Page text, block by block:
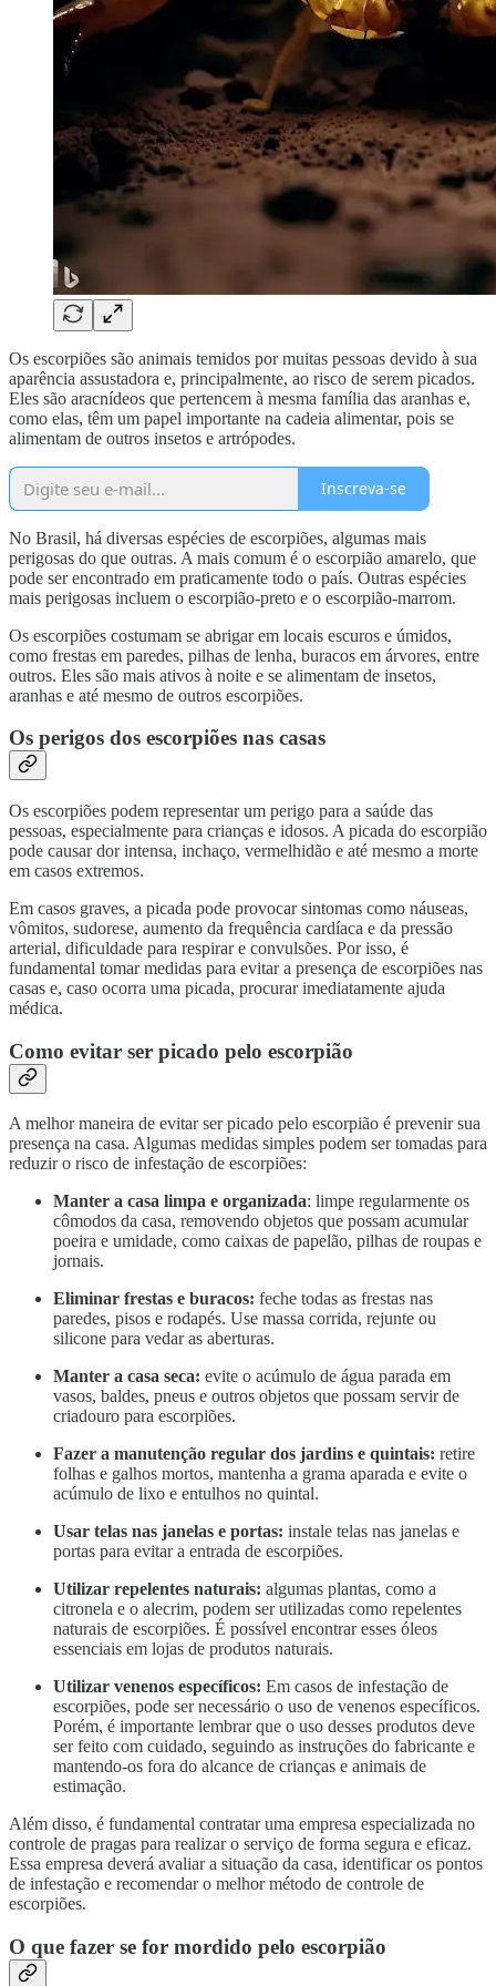
Os escorpiões são animais temidos por muitas pessoas devido à sua
aparência assustadora e, principalmente, ao risco de serem picados.
Eles são aracnídeos que pertencem à mesma família das aranhas e,
como elas, têm um papel importante na cadeia alimentar, pois se
alimentam de outros insetos e artrópodes.
Inscreva-se
No Brasil, há diversas espécies de escorpiões, algumas mais
perigosas do que outras. A mais comum é o escorpião amarelo, que
pode ser encontrado em praticamente todo o país. Outras espécies
mais perigosas incluem o escorpião-preto e o escorpião-marrom.
Os escorpiões costumam se abrigar em locais escuros e úmidos,
como frestas em paredes, pilhas de lenha, buracos em árvores, entre
outros. Eles são mais ativos à noite e se alimentam de insetos,
aranhas e até mesmo de outros escorpiões.
Os perigos dos escorpiões nas casas
Os escorpiões podem representar um perigo para a saúde das
pessoas, especialmente para crianças e idosos. A picada do escorpião
pode causar dor intensa, inchaço, vermelhidão e até mesmo a morte
em casos extremos.
Em casos graves, a picada pode provocar sintomas como náuseas,
vômitos, sudorese, aumento da frequência cardíaca e da pressão
arterial, dificuldade para respirar e convulsões. Por isso, é
fundamental tomar medidas para evitar a presença de escorpiões nas
casas e, caso ocorra uma picada, procurar imediatamente ajuda
médica.
Como evitar ser picado pelo escorpião
A melhor maneira de evitar ser picado pelo escorpião é prevenir sua
presença na casa. Algumas medidas simples podem ser tomadas para
reduzir o risco de infestação de escorpiões:
Manter a casa limpa e organizada: limpe regularmente os
cômodos da casa, removendo objetos que possam acumular
poeira e umidade, como caixas de papelão, pilhas de roupas e
jornais.
Eliminar frestas e buracos: feche todas as frestas nas
paredes, pisos e rodapés. Use massa corrida, rejunte ou
silicone para vedar as aberturas.
Manter a casa seca: evite o acúmulo de água parada em
vasos, baldes, pneus e outros objetos que possam servir de
criadouro para escorpiões.
Fazer a manutenção regular dos jardins e quintais: retire
folhas e galhos mortos, mantenha a grama aparada e evite o
acúmulo de lixo e entulhos no quintal.
Usar telas nas janelas e portas: instale telas nas janelas e
portas para evitar a entrada de escorpiões.
Utilizar repelentes naturais: algumas plantas, como a
citronela e o alecrim, podem ser utilizadas como repelentes
naturais de escorpiões. É possível encontrar esses óleos
essenciais em lojas de produtos naturais.
Utilizar venenos específicos: Em casos de infestação de
escorpiões, pode ser necessário o uso de venenos específicos.
Porém, é importante lembrar que o uso desses produtos deve
ser feito com cuidado, seguindo as instruções do fabricante e
mantendo-os fora do alcance de crianças e animais de
estimação.
Além disso, é fundamental contratar uma empresa especializada no
controle de pragas para realizar o serviço de forma segura e eficaz.
Essa empresa deverá avaliar a situação da casa, identificar os pontos
de infestação e recomendar o melhor método de controle de
escorpiões.
O que fazer se for mordido pelo escorpião